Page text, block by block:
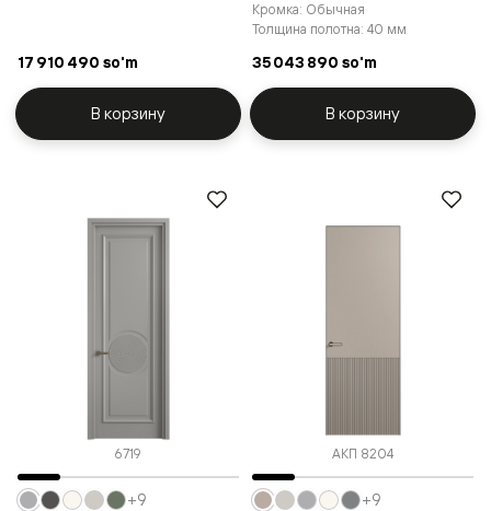
17 910 490 so'm
В корзину
Кромка: Обычная
Толщина полотна: 40 мм
35 043 890 so'm
В корзину
6719
+9
АКП 8204
+9